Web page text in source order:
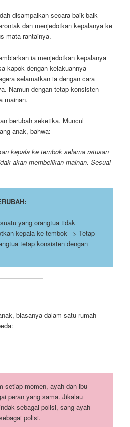
disampaikan secara baik-baik
dan menjedotkan kepalanya ke
mata rantainya.
ia menjedotkan kepalanya
kapok dengan kelakuannya
selamatkan ia dengan cara
Namun dengan tetap konsisten
mainan.
berubah seketika. Muncul
anak, bahwa:
kepala ke tembok selama ratusan
akan membelikan mainan. Sesuai
yang orangtua tidak
kepala ke tembok –> Tetap
tetap konsisten dengan
biasanya dalam satu rumah
setiap momen, ayah dan ibu
peran yang sama. Jikalau
sebagai polisi, sang ayah
polisi.